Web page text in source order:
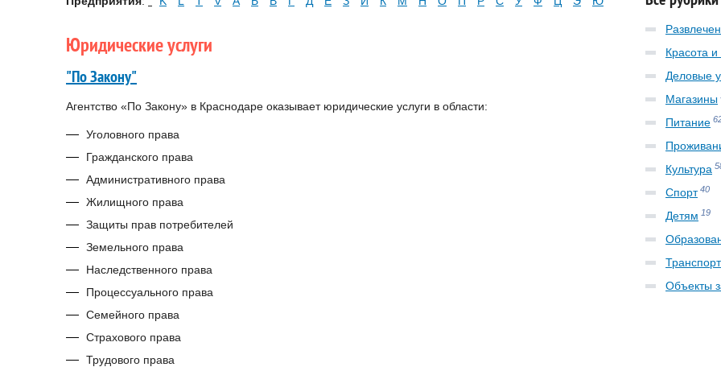
Юридические услуги
"По Закону"
Агентство «По Закону» в Краснодаре оказывает юридические услуги в области:
Уголовного права
Гражданского права
Административного права
Жилищного права
Защиты прав потребителей
Земельного права
Наследственного права
Процессуального права
Семейного права
Страхового права
Трудового права
Красота и
Деловые
Магазины
Питание
Культура
Спорт 40
Детям 19
Транспорт
Объекты